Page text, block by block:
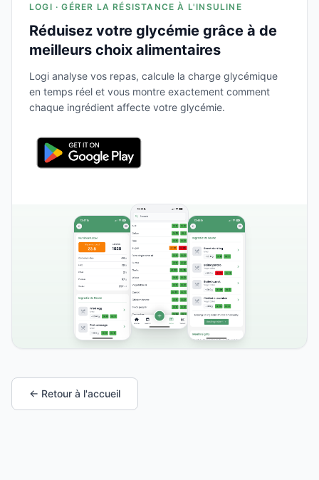
LOGI · GÉRER LA RÉSISTANCE À L'INSULINE
Réduisez votre glycémie grâce à de
meilleurs choix alimentaires
Logi analyse vos repas, calcule la charge glycémique
en temps réel et vous montre exactement comment
chaque ingrédient affecte votre glycémie.
← Retour à l'accueil